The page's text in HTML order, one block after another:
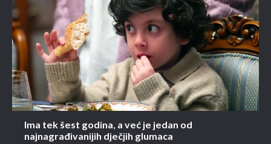
Ima tek šest godina, a već je jedan od
najnagrađivanijih dječjih glumaca